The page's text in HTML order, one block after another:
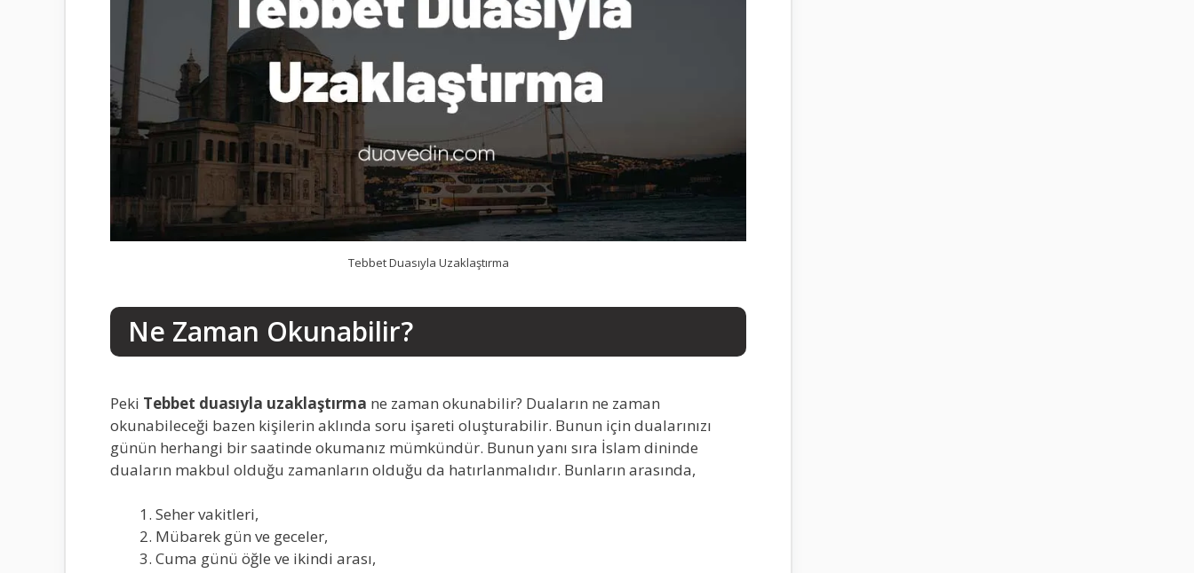
Tebbet Duasıyla Uzaklaştırma
Ne Zaman Okunabilir?
Peki Tebbet duasıyla uzaklaştırma ne zaman okunabilir? Duaların ne zaman
okunabileceği bazen kişilerin aklında soru işareti oluşturabilir. Bunun için dualarınızı
günün herhangi bir saatinde okumanız mümkündür. Bunun yanı sıra İslam dininde
duaların makbul olduğu zamanların olduğu da hatırlanmalıdır. Bunların arasında,
Seher vakitleri,
Mübarek gün ve geceler,
Cuma günü öğle ve ikindi arası,